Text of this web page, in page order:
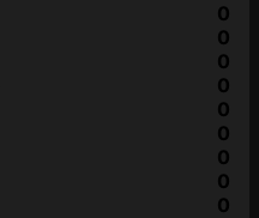
0
0
0
0
0
0
0
0
0